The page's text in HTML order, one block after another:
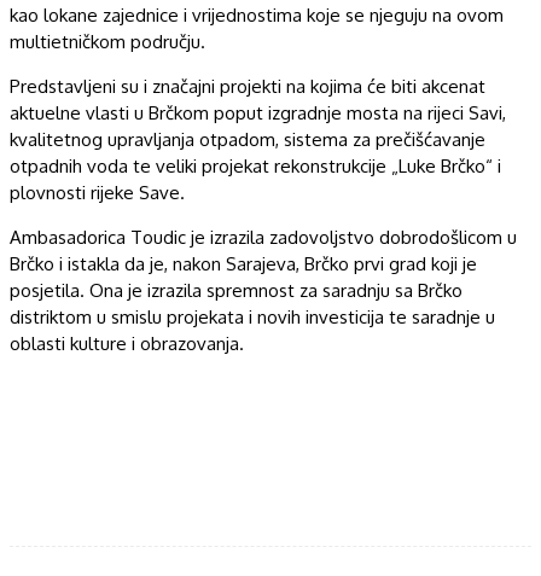
kao lokane zajednice i vrijednostima koje se njeguju na ovom
multietničkom području.
Predstavljeni su i značajni projekti na kojima će biti akcenat
aktuelne vlasti u Brčkom poput izgradnje mosta na rijeci Savi,
kvalitetnog upravljanja otpadom, sistema za prečišćavanje
otpadnih voda te veliki projekat rekonstrukcije „Luke Brčko“ i
plovnosti rijeke Save.
Ambasadorica Toudic je izrazila zadovoljstvo dobrodošlicom u
Brčko i istakla da je, nakon Sarajeva, Brčko prvi grad koji je
posjetila. Ona je izrazila spremnost za saradnju sa Brčko
distriktom u smislu projekata i novih investicija te saradnje u
oblasti kulture i obrazovanja.